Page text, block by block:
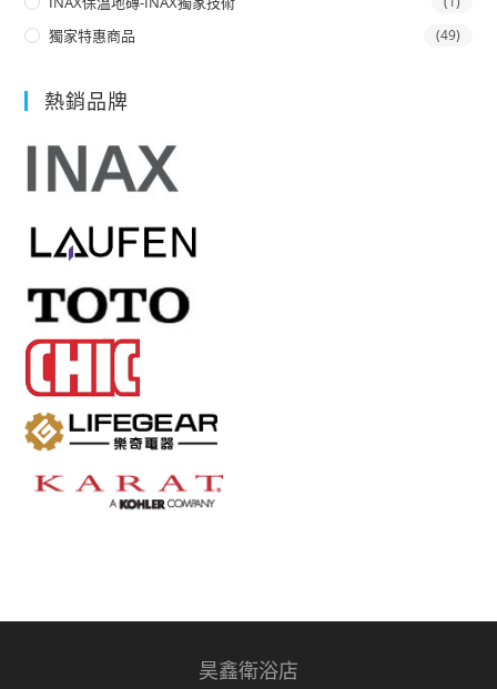
獨家特惠商品 (49)
熱銷品牌
昊鑫衛浴店